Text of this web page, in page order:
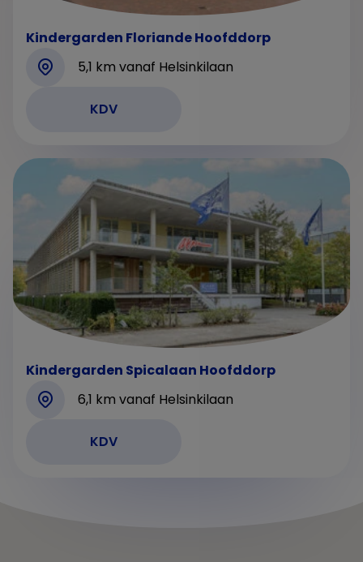
Kindergarden Floriande Hoofddorp
5,1 km vanaf Helsinkilaan
KDV
Kindergarden Spicalaan Hoofddorp
6,1 km vanaf Helsinkilaan
KDV